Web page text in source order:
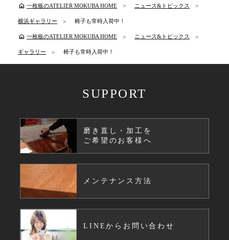
home 一枚板のATELIER MOKUBA HOME ニュース&トピックス
横浜ギャラリー 椅子も常時入荷中！
home 一枚板のATELIER MOKUBA HOME ニュース&トピックス
ギャラリー 椅子も常時入荷中！
SUPPORT
磨き直し・加工を
ご希望のお客様へ
メンテナンス方法
LINEからお問い合わせ